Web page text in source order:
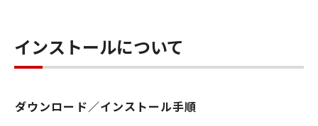
RIGHTS WHICH VARY FROM STATE TO STATE
OR JURISDICTION TO JURISDICTION.
NEITHER CANON, CANON'S SUBSIDIARIES OR
DEALERS NOR CANON'S LICENSORS
インストールについて
ダウンロード／インストール手順